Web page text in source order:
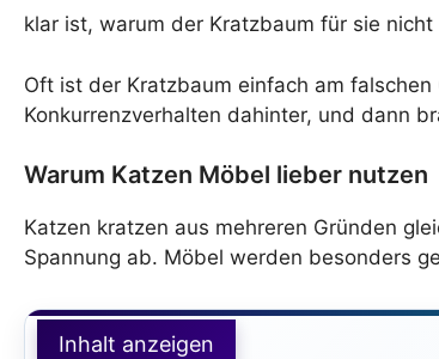
klar ist, warum der Kratzbaum für sie
Oft ist der Kratzbaum einfach am
Konkurrenzverhalten dahinter, und dann
Warum Katzen Möbel lieber nutzen
Katzen kratzen aus mehreren Gründen
Spannung ab. Möbel werden besonders
Inhalt anzeigen